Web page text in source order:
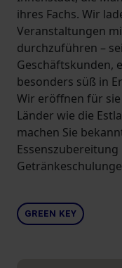
ihres Fachs. Wir
Veranstaltungen
durchzuführen –
Geschäftskunden,
besonders süß in
Wir eröffnen für
Länder wie die
machen Sie
GREEN KEY